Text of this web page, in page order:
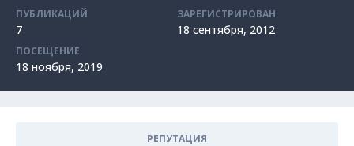
ПУБЛИКАЦИЙ
7
ЗАРЕГИСТРИРОВАН
18 сентября, 2012
ПОСЕЩЕНИЕ
18 ноября, 2019
РЕПУТАЦИЯ